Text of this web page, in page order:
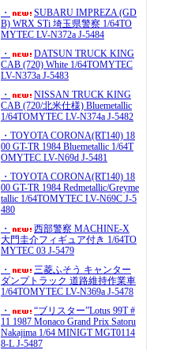
・
SUBARU IMPREZA (GD
B) WRX STi 埼玉県警察 1/64TO
MYTEC LV-N372a J-5484
・
DATSUN TRUCK KING
CAB (720) White 1/64TOMYTEC
LV-N373a J-5483
・
NISSAN TRUCK KING
CAB (720/北米仕様) Bluemetallic
1/64TOMYTEC LV-N374a J-5482
・TOYOTA CORONA(RT140) 18
00 GT-TR 1984 Bluemetallic 1/64T
OMYTEC LV-N69d J-5481
・TOYOTA CORONA(RT140) 18
00 GT-TR 1984 Redmetallic/Greyme
tallic 1/64TOMYTEC LV-N69C J-5
480
・
西部警察 MACHINE-X
大門圭介フィギュア付き 1/64TO
MYTEC 03 J-5479
・
三菱ふそう キャンター
ダンプトラック 道路維持作業車
1/64TOMYTEC LV-N369a J-5478
・
“ブリスター”Lotus 99T #
11 1987 Monaco Grand Prix Satoru
Nakajima 1/64 MINIGT MGT0114
8-L J-5487